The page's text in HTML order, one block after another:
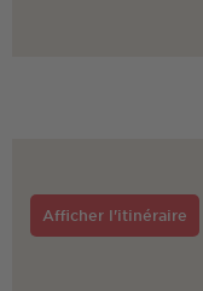
Afficher l'itinéraire